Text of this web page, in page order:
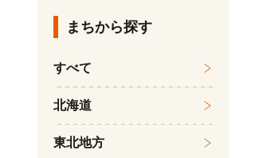
まちから探す
すべて
北海道
東北地方